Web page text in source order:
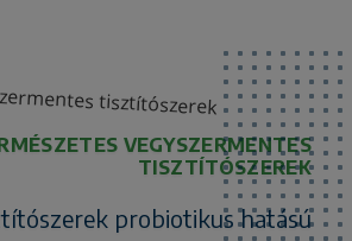
VEGYSZERMENTES
TISZTÍTÓSZEREK
probiotikus hatású